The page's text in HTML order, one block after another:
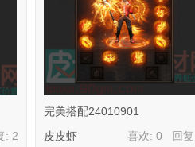
: 2
完美搭配24010901
喜欢: 0 回
皮皮虾